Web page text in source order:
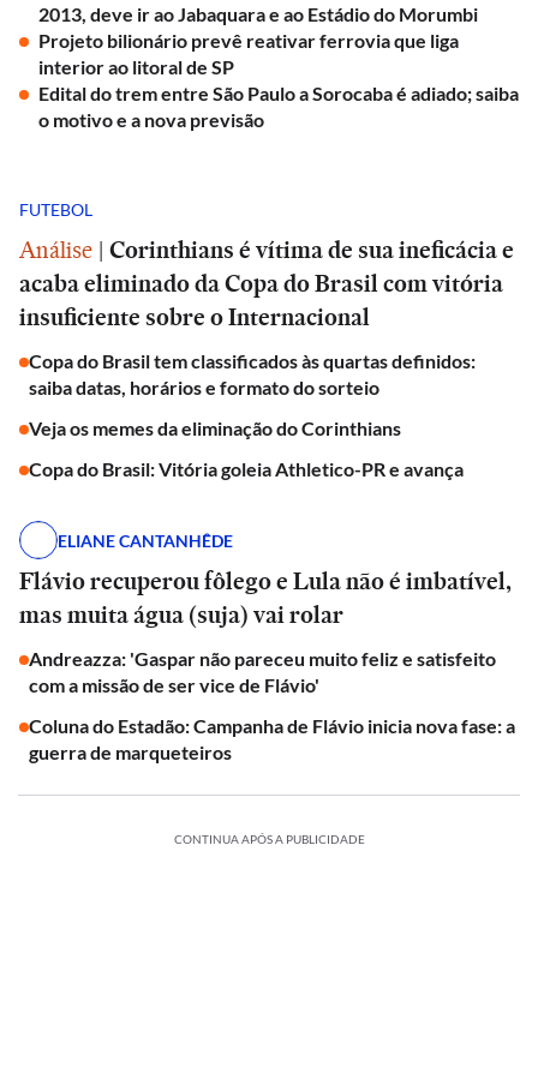
2013, deve ir ao Jabaquara e ao Estádio do Morumbi
Projeto bilionário prevê reativar ferrovia que liga
interior ao litoral de SP
Edital do trem entre São Paulo a Sorocaba é adiado; saiba
o motivo e a nova previsão
FUTEBOL
Análise | Corinthians é vítima de sua ineficácia e
acaba eliminado da Copa do Brasil com vitória
insuficiente sobre o Internacional
Copa do Brasil tem classificados às quartas definidos:
saiba datas, horários e formato do sorteio
Veja os memes da eliminação do Corinthians
Copa do Brasil: Vitória goleia Athletico-PR e avança
ELIANE CANTANHÊDE
Flávio recuperou fôlego e Lula não é imbatível,
mas muita água (suja) vai rolar
Andreazza: 'Gaspar não pareceu muito feliz e satisfeito
com a missão de ser vice de Flávio'
Coluna do Estadão: Campanha de Flávio inicia nova fase: a
guerra de marqueteiros
CONTINUA APÓS A PUBLICIDADE